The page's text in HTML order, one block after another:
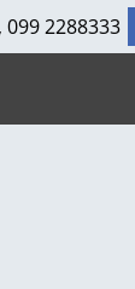
099 2288333